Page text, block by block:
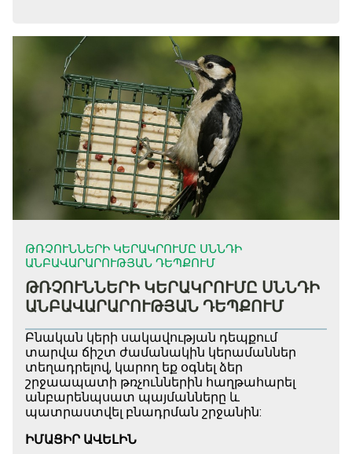
ԹՌՉՈՒՆՆԵՐԻ ԿԵՐԱԿՐՈՒՄԸ ՍՆՆԴԻ
ԱՆԲԱՎԱՐԱՐՈՒԹՅԱՆ ԴԵՊՔՈՒՄ
ԹՌՉՈՒՆՆԵՐԻ ԿԵՐԱԿՐՈՒՄԸ ՍՆՆԴԻ
ԱՆԲԱՎԱՐԱՐՈՒԹՅԱՆ ԴԵՊՔՈՒՄ
Բնական կերի սակավության դեպքում
տարվա ճիշտ ժամանակին կերամաններ
տեղադրելով, կարող եք օգնել ձեր
շրջաապատի թռչուններին հաղթահարել
անբարենպսատ պայմանները և
պատրաստվել բնադրման շրջանին:
ԻՄԱՑԻՐ ԱՎԵԼԻՆ